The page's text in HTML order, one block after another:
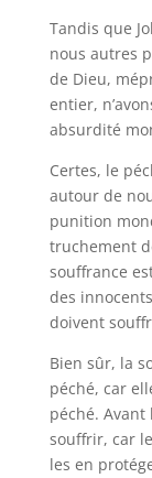
Tandis que
nous autres
de Dieu,
entier,
absurdité
Certes, le
autour de
punition
truchement
souffrance
des
doivent
Bien sûr, la
péché, car
péché. Avant
souffrir, car
les en